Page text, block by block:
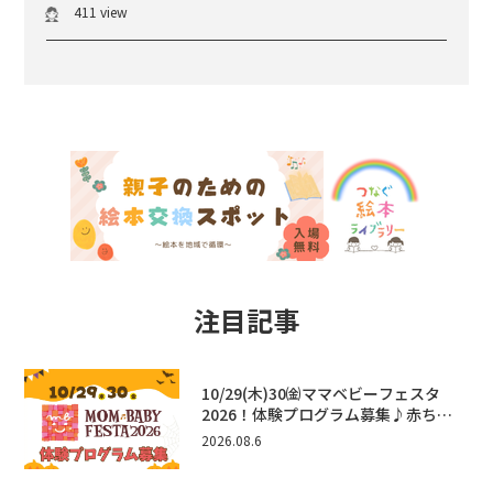
411 view
注目記事
10/29(木)30㈮ママベビーフェスタ
2026！体験プログラム募集♪赤ちゃ
ん向けイベントに出演しませんか？
2026.08.6